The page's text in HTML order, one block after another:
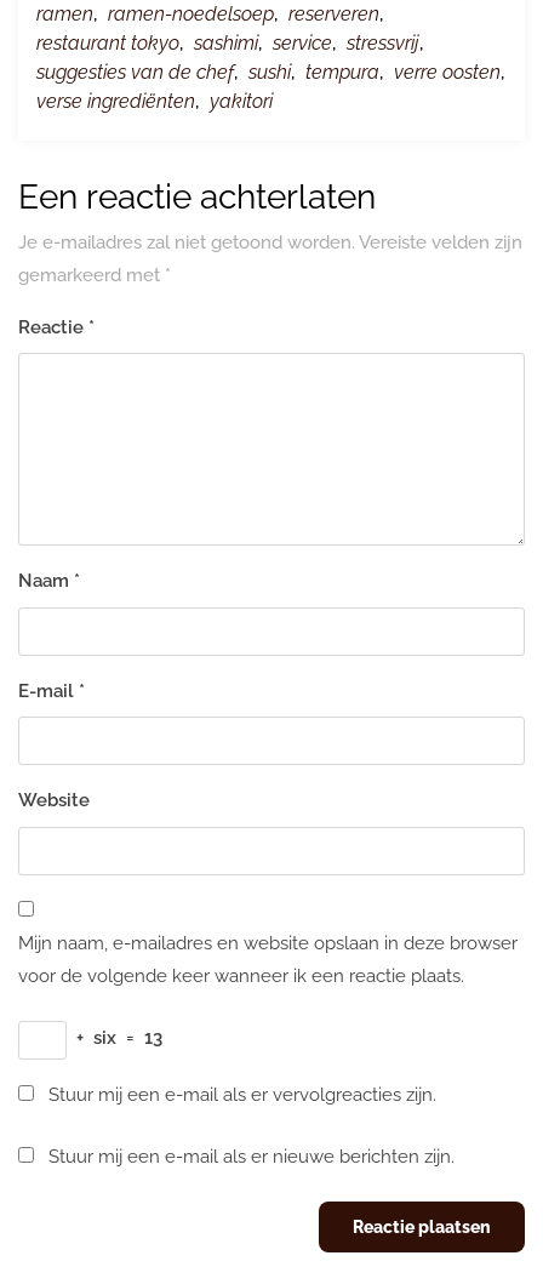
ramen, ramen-noedelsoep, reserveren,
restaurant tokyo, sashimi, service, stressvrij,
suggesties van de chef, sushi, tempura, verre oosten,
verse ingrediënten, yakitori
Een reactie achterlaten
Je e-mailadres zal niet getoond worden. Vereiste velden zijn
gemarkeerd met *
Reactie *
Naam *
E-mail *
Website
Mijn naam, e-mailadres en website opslaan in deze browser
voor de volgende keer wanneer ik een reactie plaats.
+ six = 13
Stuur mij een e-mail als er vervolgreacties zijn.
Stuur mij een e-mail als er nieuwe berichten zijn.